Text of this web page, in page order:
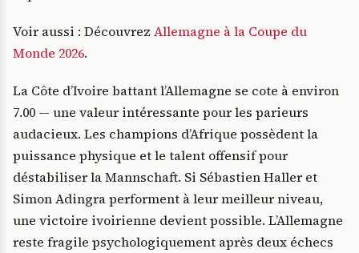
Voir aussi : Découvrez Allemagne à la Coupe du
Monde 2026.
La Côte d’Ivoire battant l’Allemagne se cote à environ
7.00 — une valeur intéressante pour les parieurs
audacieux. Les champions d’Afrique possèdent la
puissance physique et le talent offensif pour
déstabiliser la Mannschaft. Si Sébastien Haller et
Simon Adingra performent à leur meilleur niveau,
une victoire ivoirienne devient possible. L’Allemagne
reste fragile psychologiquement après deux échecs